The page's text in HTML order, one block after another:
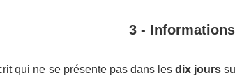
3 -
qui ne se présente pas dans les dix jours